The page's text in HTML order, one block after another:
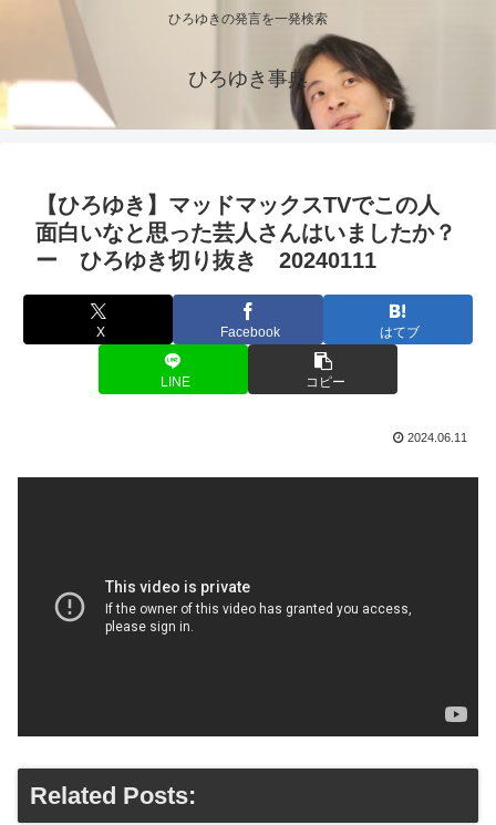
ひろゆきの発言を一発検索
ひろゆき事典
【ひろゆき】マッドマックスTVでこの人
面白いなと思った芸人さんはいましたか？
ー ひろゆき切り抜き 20240111
X Facebook はてブ
LINE コピー
2024.06.11
Related Posts: